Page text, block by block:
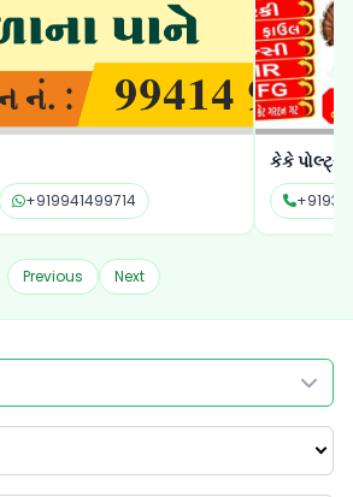
+919941499714
કેકે પોલ્ટ્રી
Previous Next